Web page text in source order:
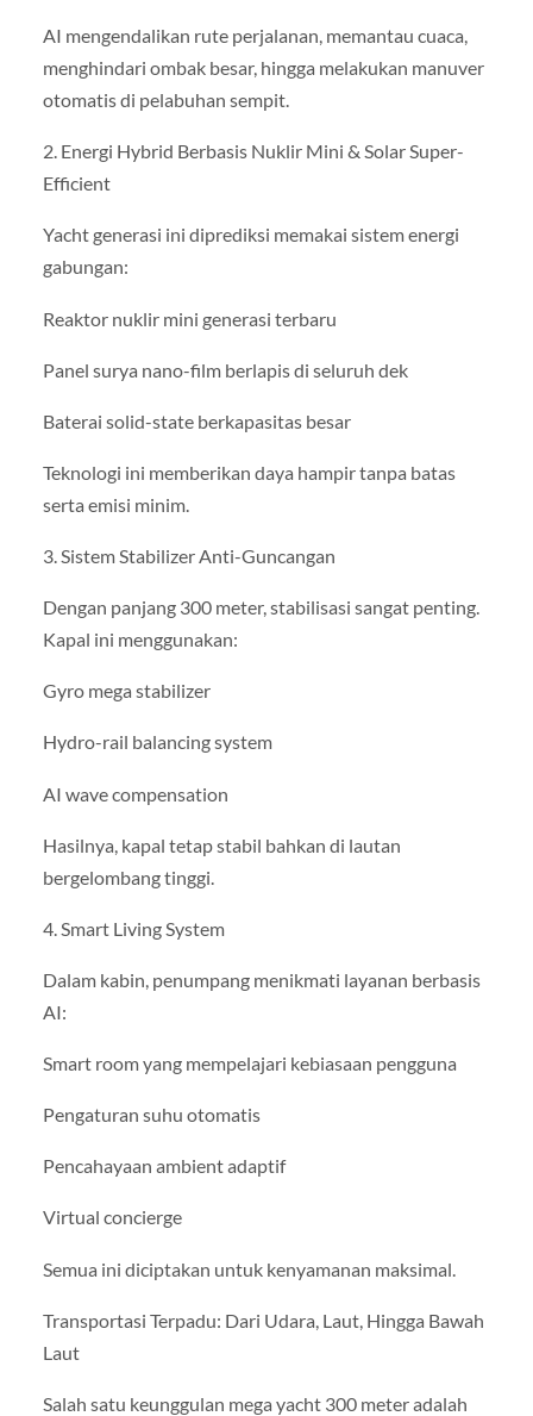
AI mengendalikan rute perjalanan, memantau cuaca,
menghindari ombak besar, hingga melakukan manuver
otomatis di pelabuhan sempit.
2. Energi Hybrid Berbasis Nuklir Mini & Solar Super-
Efficient
Yacht generasi ini diprediksi memakai sistem energi
gabungan:
Reaktor nuklir mini generasi terbaru
Panel surya nano-film berlapis di seluruh dek
Baterai solid-state berkapasitas besar
Teknologi ini memberikan daya hampir tanpa batas
serta emisi minim.
3. Sistem Stabilizer Anti-Guncangan
Dengan panjang 300 meter, stabilisasi sangat penting.
Kapal ini menggunakan:
Gyro mega stabilizer
Hydro-rail balancing system
AI wave compensation
Hasilnya, kapal tetap stabil bahkan di lautan
bergelombang tinggi.
4. Smart Living System
Dalam kabin, penumpang menikmati layanan berbasis
AI:
Smart room yang mempelajari kebiasaan pengguna
Pengaturan suhu otomatis
Pencahayaan ambient adaptif
Virtual concierge
Semua ini diciptakan untuk kenyamanan maksimal.
Transportasi Terpadu: Dari Udara, Laut, Hingga Bawah
Laut
Salah satu keunggulan mega yacht 300 meter adalah